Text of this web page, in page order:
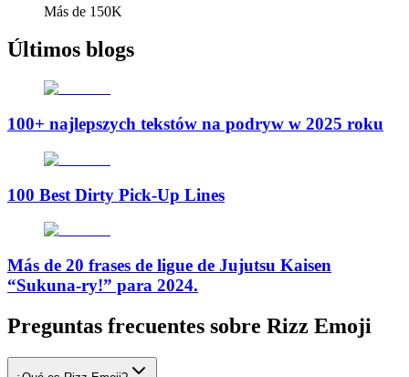
Más de 150K
Últimos blogs
100+ najlepszych tekstów na podryw w 2025 roku
100 Best Dirty Pick-Up Lines
Más de 20 frases de ligue de Jujutsu Kaisen
“Sukuna-ry!” para 2024.
Preguntas frecuentes sobre Rizz Emoji